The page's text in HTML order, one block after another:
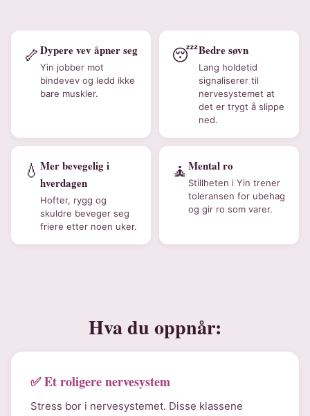
🦴Dypere vev åpner seg
Yin jobber mot
bindevev og ledd ikke
bare muskler.
😴Bedre søvn
Lang holdetid
signaliserer til
nervesystemet at
det er trygt å slippe
ned.
💧 Mer bevegelig i
hverdagen
Hofter, rygg og
skuldre beveger seg
friere etter noen uker.
🧘Mental ro
Stillheten i Yin trener
toleransen for ubehag
og gir ro som varer.
Hva du oppnår:
✅ Et roligere nervesystem
Stress bor i nervesystemet. Disse klassene